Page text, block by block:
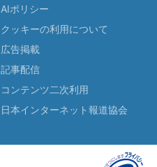
AIポリシー
クッキーの利用について
広告掲載
記事配信
コンテンツ二次利用
日本インターネット報道協会